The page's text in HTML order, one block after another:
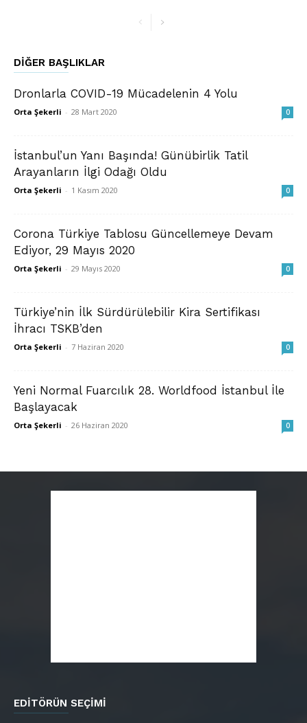
DIĞER BAŞLIKLAR
Dronlarla COVID-19 Mücadelenin 4 Yolu
Orta Şekerli - 28 Mart 2020 0
İstanbul’un Yanı Başında! Günübirlik Tatil
Arayanların İlgi Odağı Oldu
Orta Şekerli - 1 Kasım 2020 0
Corona Türkiye Tablosu Güncellemeye Devam
Ediyor, 29 Mayıs 2020
Orta Şekerli - 29 Mayıs 2020 0
Türkiye’nin İlk Sürdürülebilir Kira Sertifikası
İhracı TSKB’den
Orta Şekerli - 7 Haziran 2020 0
Yeni Normal Fuarcılık 28. Worldfood İstanbul İle
Başlayacak
Orta Şekerli - 26 Haziran 2020 0
EDITÖRÜN SEÇIMI